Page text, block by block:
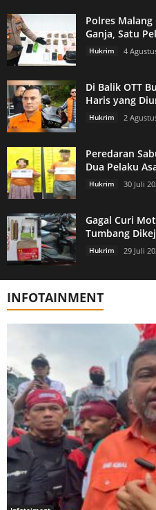
Polres Malang
Ganja, Satu
Hukrim 4
Di Balik OTT
Haris yang
Hukrim 2
Peredaran
Dua Pelaku
Hukrim 30 Juli
Gagal Curi
Tumbang
Hukrim 29 Juli
INFOTAINMENT